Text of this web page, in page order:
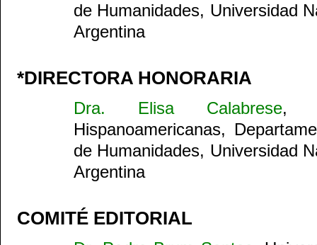
de Humanidades, Universidad
Argentina
*DIRECTORA HONORARIA
Dra. Elisa Calabrese,
Hispanoamericanas,
de Humanidades, Universidad
Argentina
COMITÉ EDITORIAL